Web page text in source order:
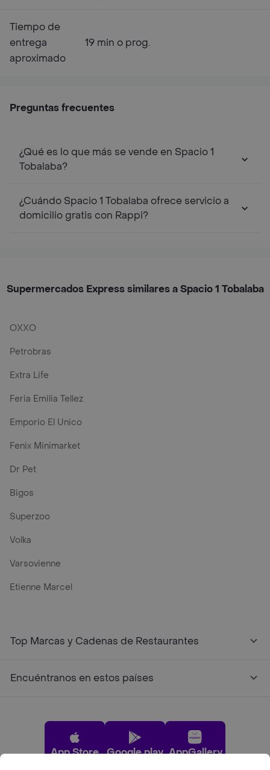
Tiempo de
entrega
aproximado
19 min o prog.
Preguntas frecuentes
¿Qué es lo que más se vende en Spacio 1
Tobalaba?
¿Cuándo Spacio 1 Tobalaba ofrece servicio a
domicilio gratis con Rappi?
Supermercados Express similares a Spacio 1 Tobalaba
OXXO
Petrobras
Extra Life
Feria Emilia Tellez
Emporio El Unico
Fenix Minimarket
Dr Pet
Bigos
Superzoo
Volka
Varsovienne
Etienne Marcel
Top Marcas y Cadenas de Restaurantes
Encuéntranos en estos países
App Store Google play AppGallery